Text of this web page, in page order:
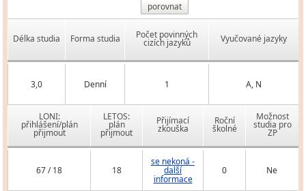
porovnat
Délka studia Forma studia Počet povinných
cizích jazyků Vyučované jazyky
3,0 Denní 1 A, N
LONI:
přihlášení/plán
přijmout
LETOS:
plán
přijmout
Přijímací
zkouška
Roční
školné
Možnost
studia pro
ZP
67 / 18 18
se nekoná -
další
informace
0 Ne